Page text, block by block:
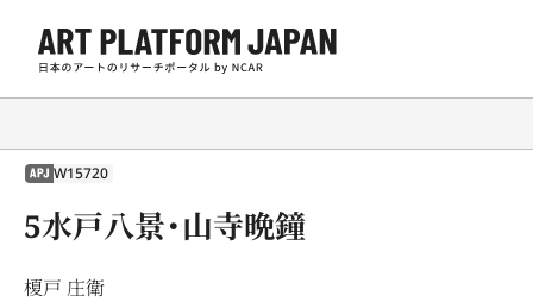
APJ W15720
5水戸八景・山寺晩鐘
榎戸 庄衛